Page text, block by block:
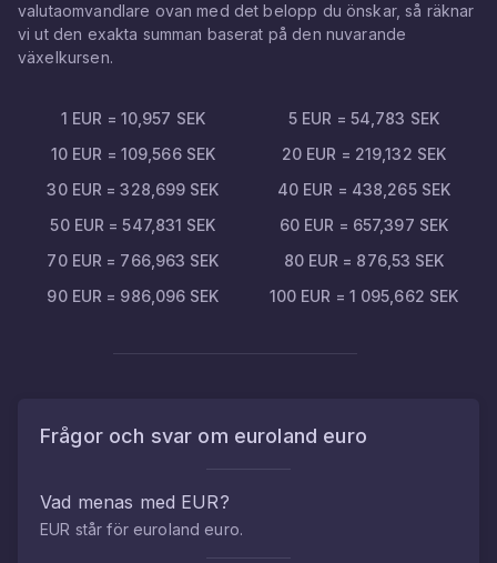
valutaomvandlare ovan med det belopp du önskar, så räknar
vi ut den exakta summan baserat på den nuvarande
växelkursen.
1 EUR = 10,957 SEK 5 EUR = 54,783 SEK
10 EUR = 109,566 SEK 20 EUR = 219,132 SEK
30 EUR =328,699 SEK 40 EUR = 438,265 SEK
50 EUR =547,831 SEK 60 EUR = 657,397 SEK
70 EUR = 766,963 SEK 80 EUR = 876,53 SEK
90 EUR = 986,096 SEK 100 EUR = 1 095,662 SEK
Frågor och svar om euroland euro
Vad menas med EUR?
EUR står för euroland euro.